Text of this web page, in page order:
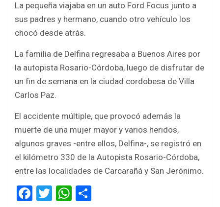
La pequeña viajaba en un auto Ford Focus junto a
sus padres y hermano, cuando otro vehículo los
chocó desde atrás.
La familia de Delfina regresaba a Buenos Aires por
la autopista Rosario-Córdoba, luego de disfrutar de
un fin de semana en la ciudad cordobesa de Villa
Carlos Paz.
El accidente múltiple, que provocó además la
muerte de una mujer mayor y varios heridos,
algunos graves -entre ellos, Delfina-, se registró en
el kilómetro 330 de la Autopista Rosario-Córdoba,
entre las localidades de Carcarañá y San Jerónimo.
F
T
W